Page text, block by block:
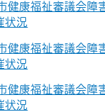
健康福祉審議会障
状況
健康福祉審議会障
状況
健康福祉審議会障
状況